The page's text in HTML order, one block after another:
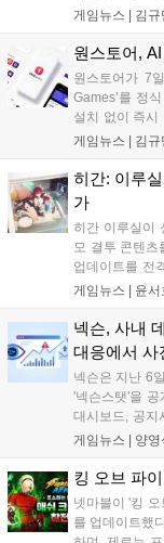
이번 게임은 정
개발에 박차를
게임뉴스 | 김규
원스토어,
원스토어가 7
Games’를 정
설치 없이 즉시
11일부터는 게
있는 환경을 조
으로 기대된다....
게임뉴스 | 김규
히간: 이루
가
히간 이루실이
모 결투 콘텐츠
업데이트를 전
게임 히간 이
이번 업데이트
게임뉴스 | 윤서
넥슨, 사내
대응에서 사
넥슨은 지난 6
'넥슨스탯'을
대시보드, 공
임라인에 연결
중심의 운영 방
율적인 의사결
게임뉴스 | 양영
킹 오브 파
넷마블이 '킹
를 업데이트했